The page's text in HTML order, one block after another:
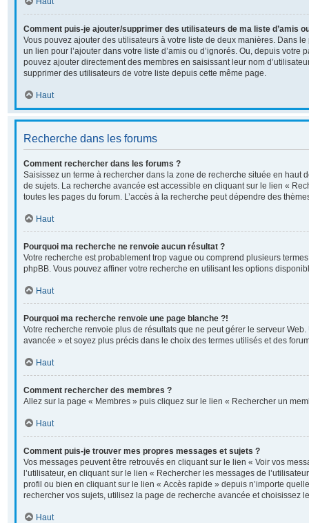
Comment puis-je ajouter/supprimer des utilisateurs de ma liste d’amis
Vous pouvez ajouter des utilisateurs à votre liste de deux manières. Dans
un lien pour l’ajouter dans votre liste d’amis ou d’ignorés. Ou, depuis votre
pouvez ajouter directement des membres en saisissant leur nom
supprimer des utilisateurs de votre liste depuis cette même page.
Haut
Recherche dans les forums
Comment rechercher dans les forums ?
Saisissez un terme à rechercher dans la zone de recherche située en haut
de sujets. La recherche avancée est accessible en cliquant sur le lien «
toutes les pages du forum. L’accès à la recherche peut dépendre des
Haut
Pourquoi ma recherche ne renvoie aucun résultat ?
Votre recherche est probablement trop vague ou comprend plusieurs
phpBB. Vous pouvez affiner votre recherche en utilisant les options
Haut
Pourquoi ma recherche renvoie une page blanche ?!
Votre recherche renvoie plus de résultats que ne peut gérer le serveur
avancée » et soyez plus précis dans le choix des termes utilisés et des
Haut
Comment rechercher des membres ?
Allez sur la page « Membres » puis cliquez sur le lien « Rechercher un
Haut
Comment puis-je trouver mes propres messages et sujets ?
Vos messages peuvent être retrouvés en cliquant sur le lien « Voir vos
l’utilisateur, en cliquant sur le lien « Rechercher les messages de
profil ou bien en cliquant sur le lien « Accès rapide » depuis n’importe
rechercher vos sujets, utilisez la page de recherche avancée et choisissez
Haut